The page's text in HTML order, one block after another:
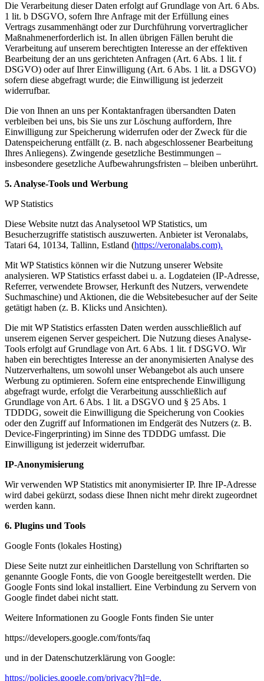
Die Verarbeitung dieser Daten erfolgt auf Grundlage von Art. 6 Abs.
1 lit. b DSGVO, sofern Ihre Anfrage mit der Erfüllung eines
Vertrags zusammenhängt oder zur Durchführung vorvertraglicher
Maßnahmenerforderlich ist. In allen übrigen Fällen beruht die
Verarbeitung auf unserem berechtigten Interesse an der effektiven
Bearbeitung der an uns gerichteten Anfragen (Art. 6 Abs. 1 lit. f
DSGVO) oder auf Ihrer Einwilligung (Art. 6 Abs. 1 lit. a DSGVO)
sofern diese abgefragt wurde; die Einwilligung ist jederzeit
widerrufbar.
Die von Ihnen an uns per Kontaktanfragen übersandten Daten
verbleiben bei uns, bis Sie uns zur Löschung auffordern, Ihre
Einwilligung zur Speicherung widerrufen oder der Zweck für die
Datenspeicherung entfällt (z. B. nach abgeschlossener Bearbeitung
Ihres Anliegens). Zwingende gesetzliche Bestimmungen –
insbesondere gesetzliche Aufbewahrungsfristen – bleiben unberührt.
5. Analyse-Tools und Werbung
WP Statistics
Diese Website nutzt das Analysetool WP Statistics, um
Besucherzugriffe statistisch auszuwerten. Anbieter ist Veronalabs,
Tatari 64, 10134, Tallinn, Estland (https://veronalabs.com).
Mit WP Statistics können wir die Nutzung unserer Website
analysieren. WP Statistics erfasst dabei u. a. Logdateien (IP-Adresse,
Referrer, verwendete Browser, Herkunft des Nutzers, verwendete
Suchmaschine) und Aktionen, die die Websitebesucher auf der Seite
getätigt haben (z. B. Klicks und Ansichten).
Die mit WP Statistics erfassten Daten werden ausschließlich auf
unserem eigenen Server gespeichert. Die Nutzung dieses Analyse-
Tools erfolgt auf Grundlage von Art. 6 Abs. 1 lit. f DSGVO. Wir
haben ein berechtigtes Interesse an der anonymisierten Analyse des
Nutzerverhaltens, um sowohl unser Webangebot als auch unsere
Werbung zu optimieren. Sofern eine entsprechende Einwilligung
abgefragt wurde, erfolgt die Verarbeitung ausschließlich auf
Grundlage von Art. 6 Abs. 1 lit. a DSGVO und § 25 Abs. 1
TDDDG, soweit die Einwilligung die Speicherung von Cookies
oder den Zugriff auf Informationen im Endgerät des Nutzers (z. B.
Device-Fingerprinting) im Sinne des TDDDG umfasst. Die
Einwilligung ist jederzeit widerrufbar.
IP-Anonymisierung
Wir verwenden WP Statistics mit anonymisierter IP. Ihre IP-Adresse
wird dabei gekürzt, sodass diese Ihnen nicht mehr direkt zugeordnet
werden kann.
6. Plugins und Tools
Google Fonts (lokales Hosting)
Diese Seite nutzt zur einheitlichen Darstellung von Schriftarten so
genannte Google Fonts, die von Google bereitgestellt werden. Die
Google Fonts sind lokal installiert. Eine Verbindung zu Servern von
Google findet dabei nicht statt.
Weitere Informationen zu Google Fonts finden Sie unter
https://developers.google.com/fonts/faq
und in der Datenschutzerklärung von Google:
https://policies.google.com/privacy?hl=de.